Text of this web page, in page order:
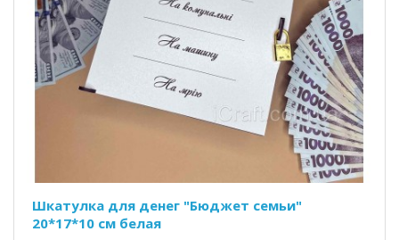
Шкатулка для денег "Бюджет семьи"
20*17*10 см белая